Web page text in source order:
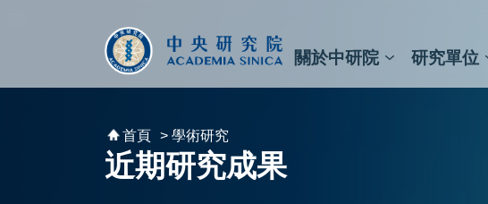
關於中研院 研究單位
首頁 > 學術研究
近期研究成果